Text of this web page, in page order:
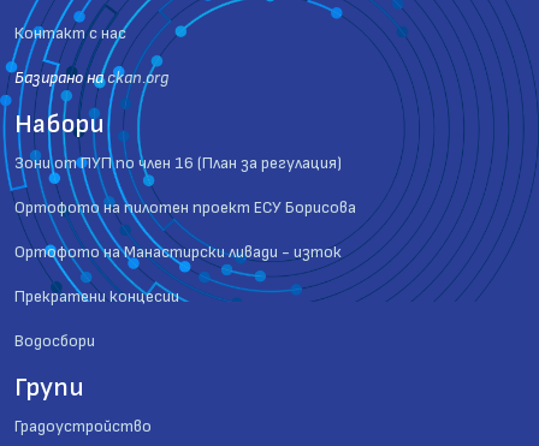
Контакт с нас
Базиранo наckan.org
Набори
Зони от ПУП по член 16 (План за регулация)
Ортофото на пилотен проект ЕСУ Борисова
Ортофото на Манастирски ливади - изток
Прекратени концесии
Водосбори
Групи
Градоустройство